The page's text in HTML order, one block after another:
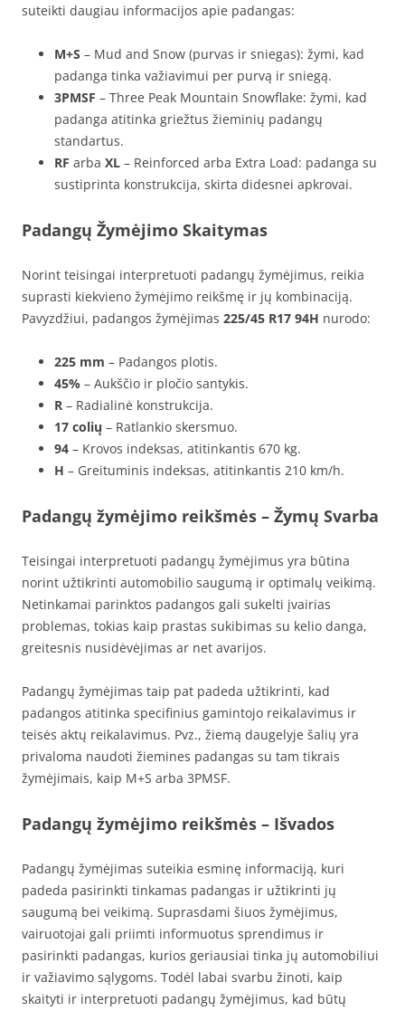
suteikti daugiau informacijos apie padangas:
M+S – Mud and Snow (purvas ir sniegas): žymi, kad
padanga tinka važiavimui per purvą ir sniegą.
3PMSF – Three Peak Mountain Snowflake: žymi, kad
padanga atitinka griežtus žieminių padangų
standartus.
RF arba XL – Reinforced arba Extra Load: padanga su
sustiprinta konstrukcija, skirta didesnei apkrovai.
Padangų Žymėjimo Skaitymas
Norint teisingai interpretuoti padangų žymėjimus, reikia
suprasti kiekvieno žymėjimo reikšmę ir jų kombinaciją.
Pavyzdžiui, padangos žymėjimas 225/45 R17 94H nurodo:
225 mm – Padangos plotis.
45% – Aukščio ir pločio santykis.
R – Radialinė konstrukcija.
17 colių – Ratlankio skersmuo.
94 – Krovos indeksas, atitinkantis 670 kg.
H – Greituminis indeksas, atitinkantis 210 km/h.
Padangų žymėjimo reikšmės – Žymų Svarba
Teisingai interpretuoti padangų žymėjimus yra būtina
norint užtikrinti automobilio saugumą ir optimalų veikimą.
Netinkamai parinktos padangos gali sukelti įvairias
problemas, tokias kaip prastas sukibimas su kelio danga,
greitesnis nusidėvėjimas ar net avarijos.
Padangų žymėjimas taip pat padeda užtikrinti, kad
padangos atitinka specifinius gamintojo reikalavimus ir
teisės aktų reikalavimus. Pvz., žiemą daugelyje šalių yra
privaloma naudoti žiemines padangas su tam tikrais
žymėjimais, kaip M+S arba 3PMSF.
Padangų žymėjimo reikšmės – Išvados
Padangų žymėjimas suteikia esminę informaciją, kuri
padeda pasirinkti tinkamas padangas ir užtikrinti jų
saugumą bei veikimą. Suprasdami šiuos žymėjimus,
vairuotojai gali priimti informuotus sprendimus ir
pasirinkti padangas, kurios geriausiai tinka jų automobiliui
ir važiavimo sąlygoms. Todėl labai svarbu žinoti, kaip
skaityti ir interpretuoti padangų žymėjimus, kad būtų